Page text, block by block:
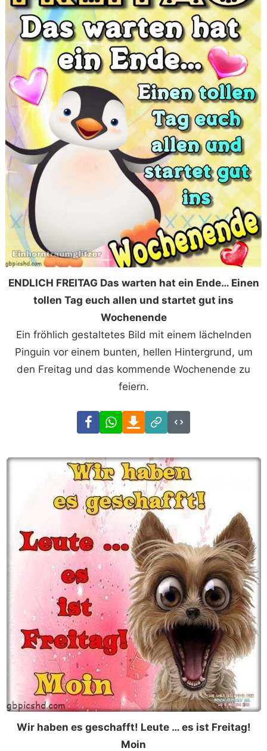
ENDLICH FREITAG Das warten hat ein Ende… Einen
tollen Tag euch allen und startet gut ins
Wochenende
Ein fröhlich gestaltetes Bild mit einem lächelnden
Pinguin vor einem bunten, hellen Hintergrund, um
den Freitag und das kommende Wochenende zu
feiern.
FacebookWhatsAppDownload
Link
Code
Wir haben es geschafft! Leute … es ist Freitag!
Moin